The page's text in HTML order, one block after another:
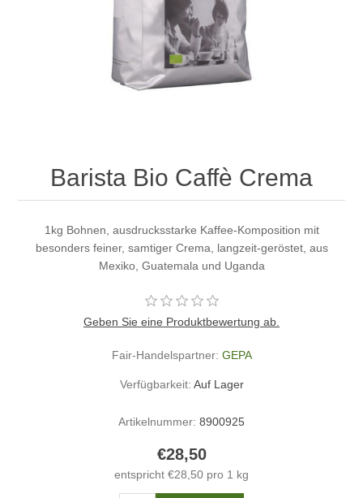
Barista Bio Caffè Crema
1kg Bohnen, ausdrucksstarke Kaffee-Komposition mit
besonders feiner, samtiger Crema, langzeit-geröstet, aus
Mexiko, Guatemala und Uganda
Geben Sie eine Produktbewertung ab.
Fair-Handelspartner: GEPA
Verfügbarkeit: Auf Lager
Artikelnummer: 8900925
€28,50
entspricht €28,50 pro 1 kg